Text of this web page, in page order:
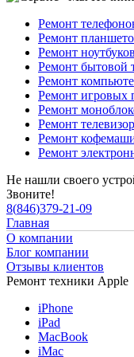
Ремонт
Ремонт
Ремонт ноутбуков
Ремонт бытовой
Ремонт
Ремонт игровых
Ремонт
Ремонт
Ремонт
Ремонт
Не нашли своего
Звоните!
8(846)379-21-09
Главная
О компании
Блог компании
Отзывы клиентов
Ремонт техники Apple
iPhone
iPad
MacBook
iMac